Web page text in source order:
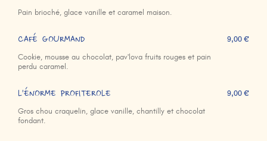
Pain brioché, glace vanille et caramel maison.
CAFÉ GOURMAND
Cookie, mousse au chocolat, pav'lova fruits rouges et pain
perdu caramel.
9,00 €
L'ÉNORME PROFITEROLE
Gros chou craquelin, glace vanille, chantilly et chocolat
fondant.
9,00 €